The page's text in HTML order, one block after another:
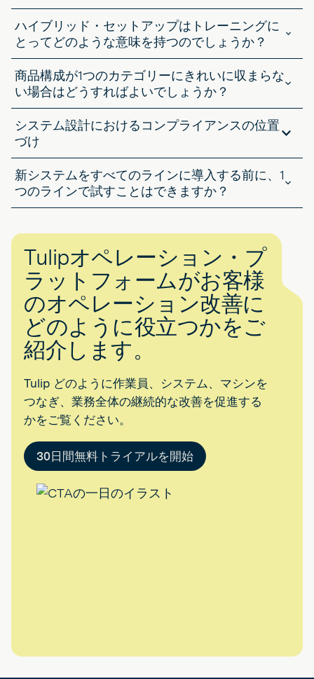
アプリケーション、またはモジュラーオートメーションを取り付ける
ことで、新たな生命を得ることができます。機械はあまり変わらない
かもしれませんが、可視性と適応性は変わります。
ハイブリッド・セットアップはトレーニングに
とってどのような意味を持つのでしょうか？
は余分な学習が必要であり、知識が標準化されていない場合、作業ス
ピードが遅くなる可能性があります。デジタル作業指示書や最前線の
トレーニング・アプリは、オペレーターが推測に頼らずに済むよう、
商品構成が1つのカテゴリーにきれいに収まらな
い場合はどうすればよいでしょうか？
され、特殊品や特注品はバッチセルやジョブショップで生産されま
す。重要なのは、すべてを無理に同じモデルに通すのではなく、柔軟
システム設計におけるコンプライアンスの位置
づけ
サビリティと監査準備をサポートする必要があります。バッチやディ
スクリートのセットアップは、特にデータの整合性をロックダウンす
るデジタルトラッキングと組み合わせると、多くの場合、これを最適
新システムをすべてのラインに導入する前に、1
つのラインで試すことはできますか？
ることなく、結果を確認することができます。モジュール式のMES
ツールを使用すれば、何かを素早く立ち上げ、それが証明され次第、
拡張することが可能です。
Tulipオペレーション・プ
ラットフォームがお客様
のオペレーション改善に
どのように役立つかをご
紹介します。
Tulip どのように作業員、システム、マシンを
つなぎ、業務全体の継続的な改善を促進する
かをご覧ください。
30日間無料トライアルを開始